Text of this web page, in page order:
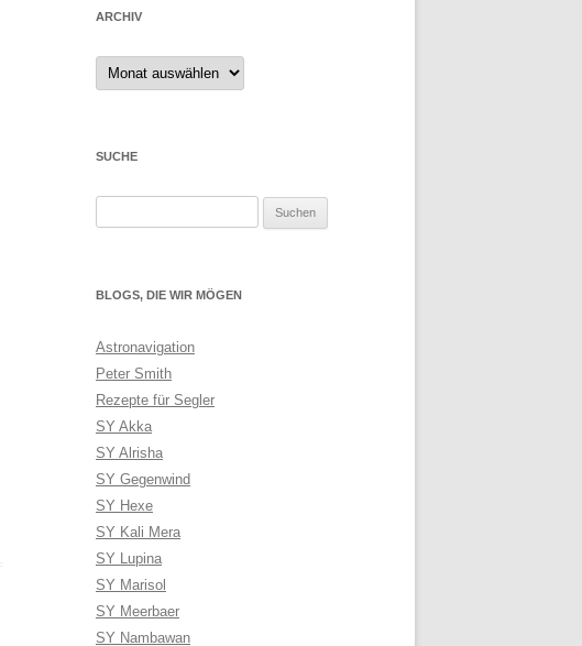
ARCHIV
Archiv
SUCHE
BLOGS, DIE WIR MÖGEN
Astronavigation
Peter Smith
Rezepte für Segler
SY Akka
SY Alrisha
SY Gegenwind
SY Hexe
SY Kali Mera
SY Lupina
SY Marisol
SY Meerbaer
SY Nambawan